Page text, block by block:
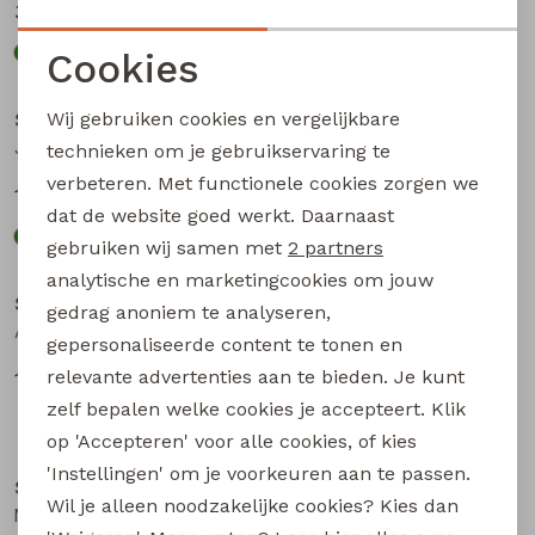
35,00
Stonecast
John Z10593 heren overhemd km Groen mos
17,50
Stonecast
17,50
Sale
Stonecast
15,00 29,99
Stonecast
17,50 34,99
Sale
Stonecast
Mitch Z10594 heren overhemd km Groen mos
Stonecast
Noodzakelijke cookies
Analytische cookies
Marketing cookies
Cookies
Wij gebruiken cookies en vergelijkbare
technieken om je gebruikservaring te
verbeteren. Met functionele cookies zorgen we
dat de website goed werkt. Daarnaast
gebruiken wij samen met 2 partners
analytische en marketingcookies om jouw
gedrag anoniem te analyseren,
gepersonaliseerde content te tonen en
relevante advertenties aan te bieden. Je kunt
zelf bepalen welke cookies je accepteert. Klik
op 'Accepteren' voor alle cookies, of kies
'Instellingen' om je voorkeuren aan te passen.
Wil je alleen noodzakelijke cookies? Kies dan